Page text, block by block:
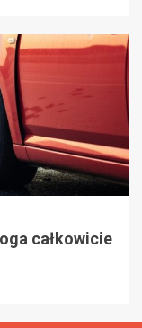
całkowicie